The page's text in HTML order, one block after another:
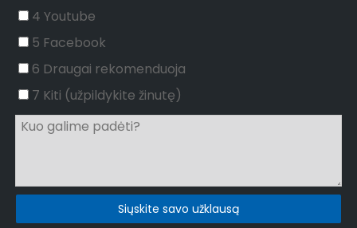
4 Youtube
5 Facebook
6 Draugai rekomenduoja
7 Kiti (užpildykite žinutę)
Siųskite savo užklausą